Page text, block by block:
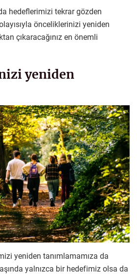
hedeflerimizi tekrar gözden
önceliklerinizi yeniden
çıkaracağınız en önemli
yeniden
yeniden tanımlamamıza da
yalnızca bir hedefimiz olsa da